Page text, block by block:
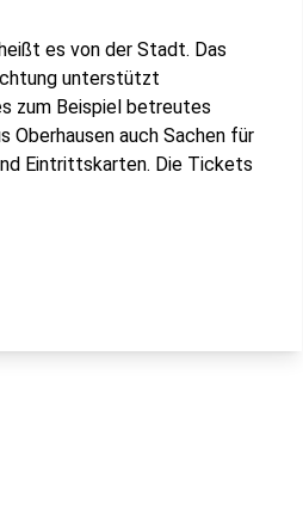
es von der Stadt. Das
unterstützt
zum Beispiel betreutes
Oberhausen auch Sachen für
Eintrittskarten. Die Tickets